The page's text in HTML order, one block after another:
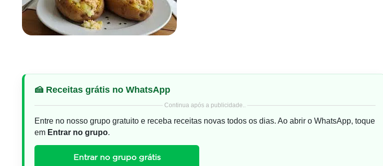
🍰 Receitas grátis no WhatsApp
Continua após a publicidade..
Entre no nosso grupo gratuito e receba receitas novas todos os dias. Ao abrir o WhatsApp, toque
em Entrar no grupo.
Entrar no grupo grátis